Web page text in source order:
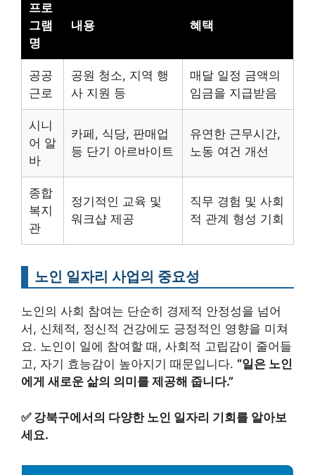
프로
그램
명
내용 혜택
공공
근로
공원 청소, 지역 행
사 지원 등
매달 일정 금액의
임금을 지급받음
시니
어 알
바
카페, 식당, 판매업
등 단기 아르바이트
유연한 근무시간,
노동 여건 개선
종합
복지
관
정기적인 교육 및
워크샵 제공
직무 경험 및 사회
적 관계 형성 기회
노인 일자리 사업의 중요성
노인의 사회 참여는 단순히 경제적 안정성을 넘어
서, 신체적, 정신적 건강에도 긍정적인 영향을 미쳐
요. 노인이 일에 참여할 때, 사회적 고립감이 줄어들
고, 자기 효능감이 높아지기 때문입니다. “일은 노인
에게 새로운 삶의 의미를 제공해 줍니다.”
✅ 강북구에서의 다양한 노인 일자리 기회를 알아보
세요.